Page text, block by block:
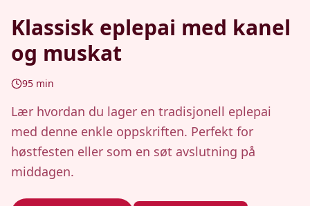
Klassisk eplepai med kanel
og muskat
95 min
Lær hvordan du lager en tradisjonell eplepai
med denne enkle oppskriften. Perfekt for
høstfesten eller som en søt avslutning på
middagen.